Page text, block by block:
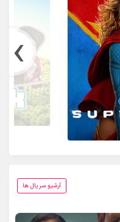
›
آرشیو سریال ها